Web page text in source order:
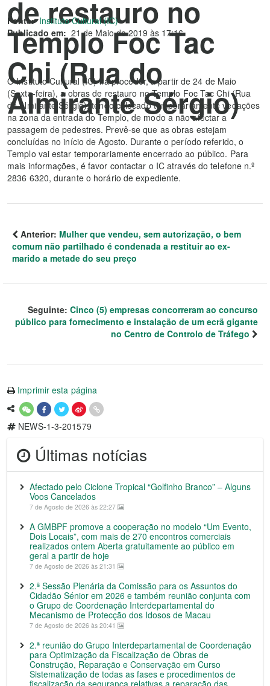
de restauro no
Templo Foc Tac
Chi (Rua do
Almirante Sérgio)
Fonte: Instituto Cultural (IC)
Publicado em: 21 de Maio de 2019 às 17:16
O Instituto Cultural (IC) irá proceder, a partir de 24 de Maio
(Sexta-feira), a obras de restauro no Templo Foc Tac Chi (Rua
do Almirante Sérgio), tendo colocado temporariamente vedações
na zona da entrada do Templo, de modo a não afectar a
passagem de pedestres. Prevê-se que as obras estejam
concluídas no início de Agosto. Durante o período referido, o
Templo vai estar temporariamente encerrado ao público. Para
mais informações, é favor contactar o IC através do telefone n.º
2836 6320, durante o horário de expediente.
Anterior: Mulher que vendeu, sem autorização, o bem
comum não partilhado é condenada a restituir ao ex-
marido a metade do seu preço
Seguinte: Cinco (5) empresas concorreram ao concurso
público para fornecimento e instalação de um ecrã gigante
no Centro de Controlo de Tráfego
Imprimir esta página
NEWS-1-3-201579
Últimas notícias
Afectado pelo Ciclone Tropical “Golfinho Branco” – Alguns
Voos Cancelados
7 de Agosto de 2026 às 22:27
A GMBPF promove a cooperação no modelo “Um Evento,
Dois Locais”, com mais de 270 encontros comerciais
realizados ontem Aberta gratuitamente ao público em
geral a partir de hoje
7 de Agosto de 2026 às 21:31
2.ª Sessão Plenária da Comissão para os Assuntos do
Cidadão Sénior em 2026 e também reunião conjunta com
o Grupo de Coordenação Interdepartamental do
Mecanismo de Protecção dos Idosos de Macau
7 de Agosto de 2026 às 20:41
2.ª reunião do Grupo Interdepartamental de Coordenação
para Optimização da Fiscalização de Obras de
Construção, Reparação e Conservação em Curso
Sistematização de todas as fases e procedimentos de
fiscalização da segurança relativas a reparação das